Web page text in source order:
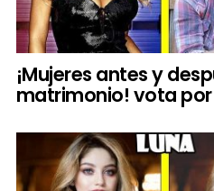
¡Mujeres antes y
matrimonio! vota